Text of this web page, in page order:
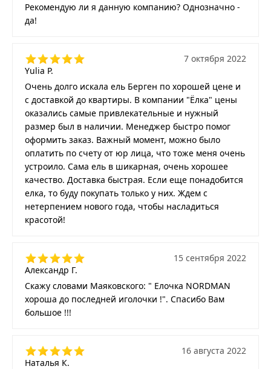
Рекомендую ли я данную компанию? Однозначно -
да!
Yulia P.
7 октября 2022
Очень долго искала ель Берген по хорошей цене и
с доставкой до квартиры. В компании "Ёлка" цены
оказались самые привлекательные и нужный
размер был в наличии. Менеджер быстро помог
оформить заказ. Важный момент, можно было
оплатить по счету от юр лица, что тоже меня очень
устроило. Сама ель в шикарная, очень хорошее
качество. Доставка быстрая. Если еще понадобится
елка, то буду покупать только у них. Ждем с
нетерпением нового года, чтобы насладиться
красотой!
Александр Г.
15 сентября 2022
Скажу словами Маяковского: " Елочка NORDMAN
хороша до последней иголочки !". Спасибо Вам
большое !!!
Наталья К.
16 августа 2022